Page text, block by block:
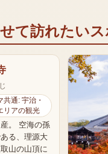
て訪れたいス
共通: 宇治・
リアの観光
。 空海の孫
る、理源大
山の山頂に